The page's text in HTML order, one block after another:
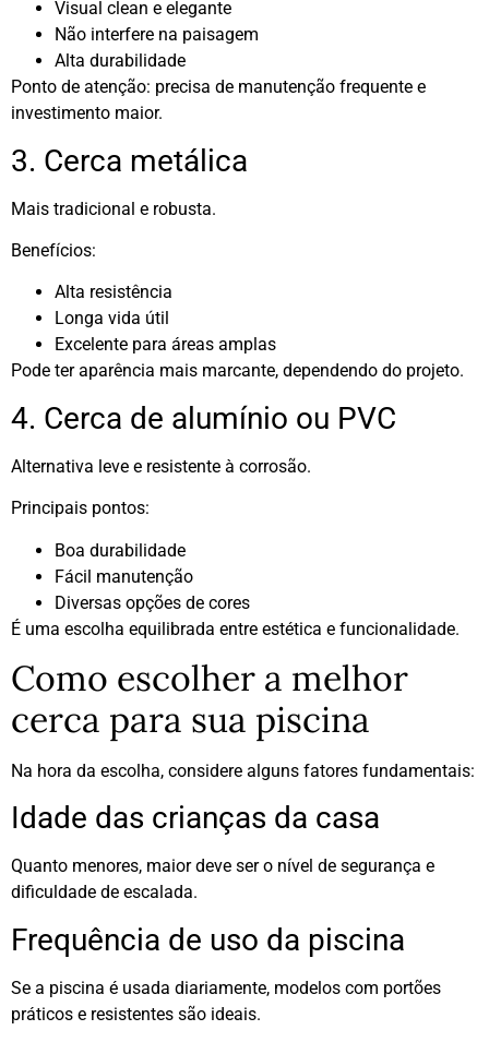
Visual clean e elegante
Não interfere na paisagem
Alta durabilidade
Ponto de atenção: precisa de manutenção frequente e
investimento maior.
3. Cerca metálica
Mais tradicional e robusta.
Benefícios:
Alta resistência
Longa vida útil
Excelente para áreas amplas
Pode ter aparência mais marcante, dependendo do projeto.
4. Cerca de alumínio ou PVC
Alternativa leve e resistente à corrosão.
Principais pontos:
Boa durabilidade
Fácil manutenção
Diversas opções de cores
É uma escolha equilibrada entre estética e funcionalidade.
Como escolher a melhor
cerca para sua piscina
Na hora da escolha, considere alguns fatores fundamentais:
Idade das crianças da casa
Quanto menores, maior deve ser o nível de segurança e
dificuldade de escalada.
Frequência de uso da piscina
Se a piscina é usada diariamente, modelos com portões
práticos e resistentes são ideais.